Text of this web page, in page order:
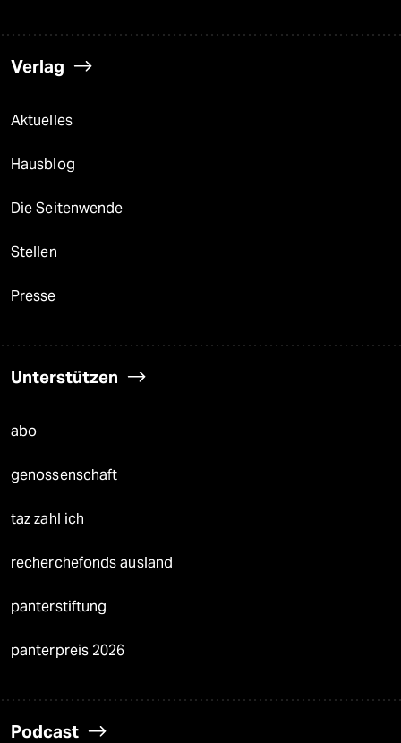
Verlag
Aktuelles
Hausblog
Die Seitenwende
Stellen
Presse
Unterstützen
abo
genossenschaft
taz zahl ich
recherchefonds ausland
panterstiftung
panterpreis 2026
Podcast